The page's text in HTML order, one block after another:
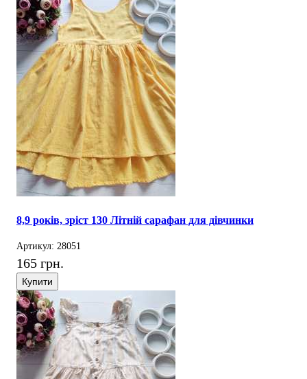
8,9 років, зріст 130 Літній сарафан для дівчинки
Артикул: 28051
165 грн.
Купити